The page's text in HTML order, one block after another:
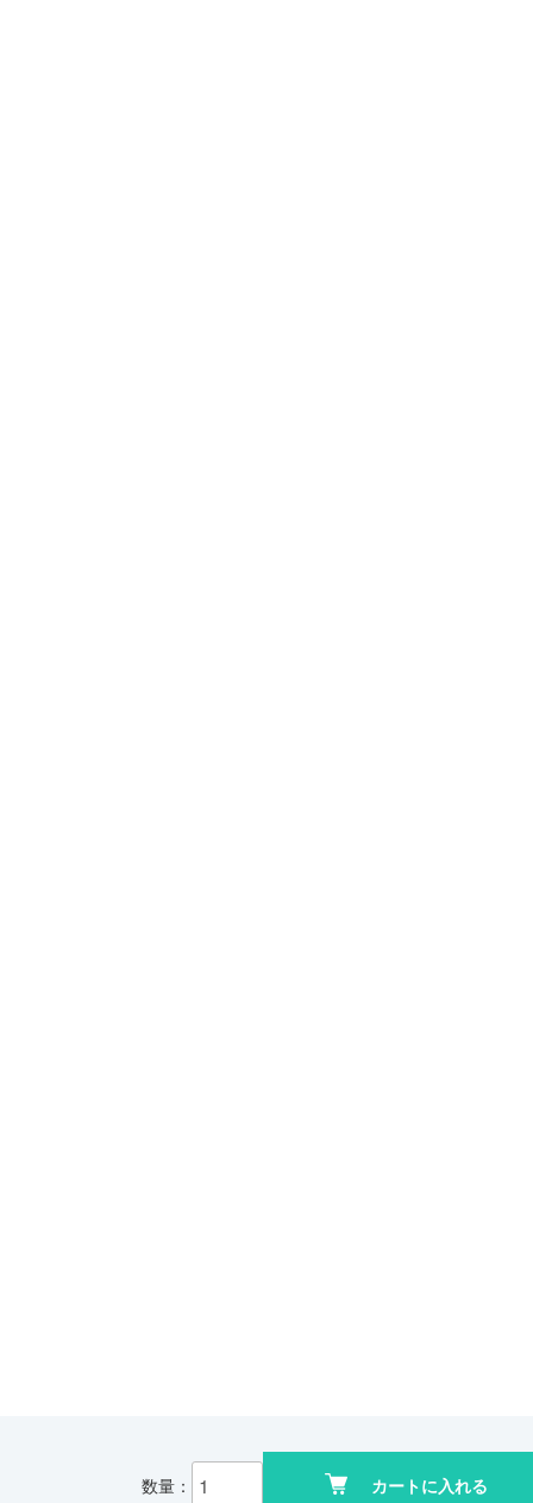
数量： カートに入れる